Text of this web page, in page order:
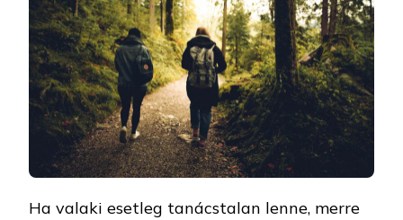
Ha valaki esetleg tanácstalan lenne, merre